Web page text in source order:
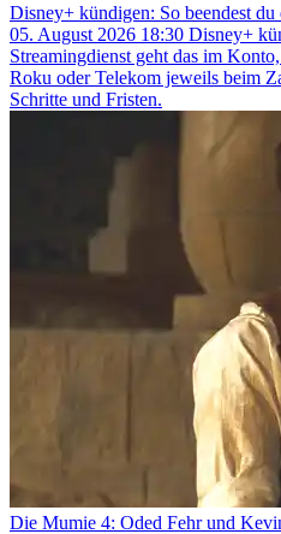
Disney+ kündigen: So beendest
05. August 2026 18:30 Disney+
Streamingdienst geht das im
Roku oder Telekom jeweils beim
Schritte und Fristen.
Die Mumie 4: Oded Fehr und